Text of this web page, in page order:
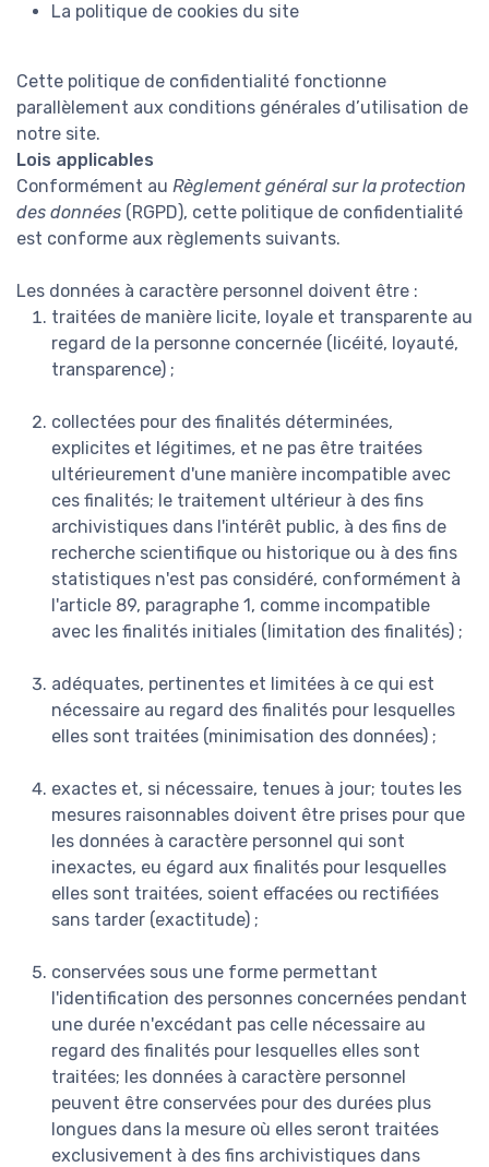
La politique de cookies du site
Cette politique de confidentialité fonctionne
parallèlement aux conditions générales d’utilisation de
notre site.
Lois applicables
Conformément au Règlement général sur la protection
des données (RGPD), cette politique de confidentialité
est conforme aux règlements suivants.
Les données à caractère personnel doivent être :
traitées de manière licite, loyale et transparente au
regard de la personne concernée (licéité, loyauté,
transparence) ;
collectées pour des finalités déterminées,
explicites et légitimes, et ne pas être traitées
ultérieurement d'une manière incompatible avec
ces finalités; le traitement ultérieur à des fins
archivistiques dans l'intérêt public, à des fins de
recherche scientifique ou historique ou à des fins
statistiques n'est pas considéré, conformément à
l'article 89, paragraphe 1, comme incompatible
avec les finalités initiales (limitation des finalités) ;
adéquates, pertinentes et limitées à ce qui est
nécessaire au regard des finalités pour lesquelles
elles sont traitées (minimisation des données) ;
exactes et, si nécessaire, tenues à jour; toutes les
mesures raisonnables doivent être prises pour que
les données à caractère personnel qui sont
inexactes, eu égard aux finalités pour lesquelles
elles sont traitées, soient effacées ou rectifiées
sans tarder (exactitude) ;
conservées sous une forme permettant
l'identification des personnes concernées pendant
une durée n'excédant pas celle nécessaire au
regard des finalités pour lesquelles elles sont
traitées; les données à caractère personnel
peuvent être conservées pour des durées plus
longues dans la mesure où elles seront traitées
exclusivement à des fins archivistiques dans